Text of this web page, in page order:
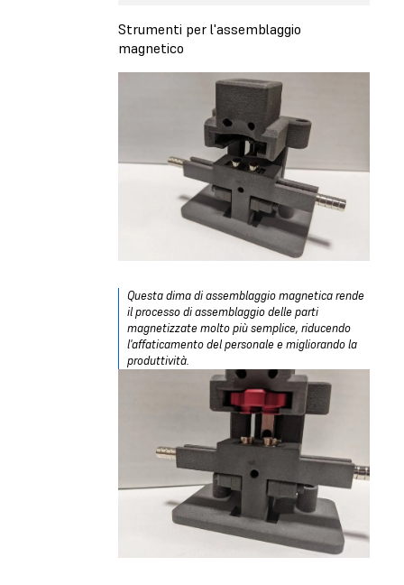
Strumenti per l'assemblaggio
magnetico
Questa dima di assemblaggio magnetica rende
il processo di assemblaggio delle parti
magnetizzate molto più semplice, riducendo
l'affaticamento del personale e migliorando la
produttività.